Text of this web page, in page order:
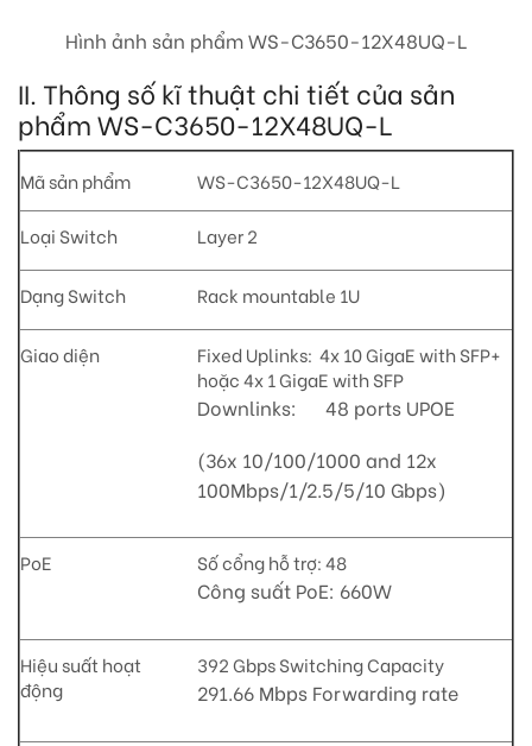
Hình ảnh sản phẩm WS-C3650-12X48UQ-L
II. Thông số kĩ thuật chi tiết của sản
phẩm WS-C3650-12X48UQ-L
Mã sản phẩm WS-C3650-12X48UQ-L
Loại Switch Layer 2
Dạng Switch Rack mountable 1U
Giao diện
Fixed Uplinks: 4x 10 GigaE with SFP+
hoặc 4x 1 GigaE with SFP
Downlinks: 48 ports UPOE
(36x 10/100/1000 and 12x
100Mbps/1/2.5/5/10 Gbps)
PoE Số cổng hỗ trợ: 48
Công suất PoE: 660W
Hiệu suất hoạt
động
392 Gbps Switching Capacity
291.66 Mbps Forwarding rate